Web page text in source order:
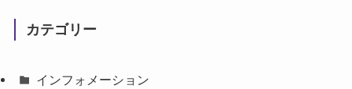
カテゴリー
インフォメーション